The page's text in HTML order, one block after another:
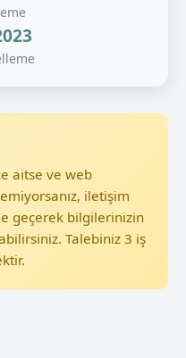
aitse ve web
iletişim
geçerek bilgilerinizin
Talebiniz 3 iş